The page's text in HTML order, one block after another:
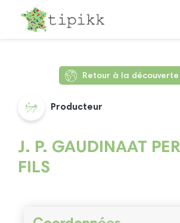
Retour à la
Producteur
J. P. GAUDINAAT
FILS